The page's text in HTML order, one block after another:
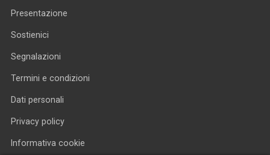
Presentazione
Sostienici
Segnalazioni
Termini e condizioni
Dati personali
Privacy policy
Informativa cookie